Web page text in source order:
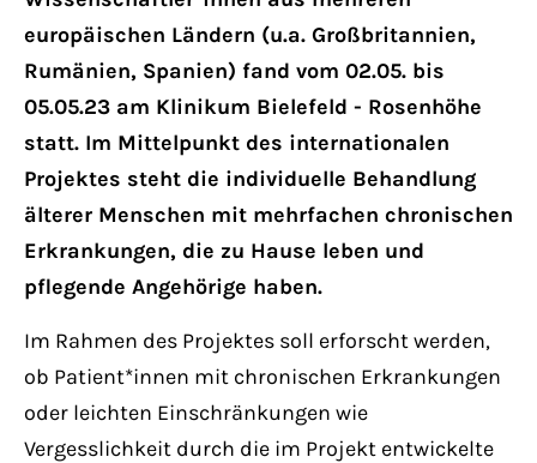
Have any questions?
+44 1234 567 890
Drop us a line
info@yourdomain.com
About us
Lorem ipsum dolor sit amet, consectetuer
Aenean commodo ligula eget dolor. Aenean
massa. Cum sociis natoque penatibus et
magnis dis parturient montes, nascetur
europäischen Ländern (u.a. Großbritannien,
Rumänien, Spanien) fand vom 02.05. bis
05.05.23 am Klinikum Bielefeld - Rosenhöhe
statt. Im Mittelpunkt des internationalen
Projektes steht die individuelle Behandlung
älterer Menschen mit mehrfachen chronischen
Erkrankungen, die zu Hause leben und
pflegende Angehörige haben.
Im Rahmen des Projektes soll erforscht werden,
ob Patient*innen mit chronischen Erkrankungen
oder leichten Einschränkungen wie
Vergesslichkeit durch die im Projekt entwickelte